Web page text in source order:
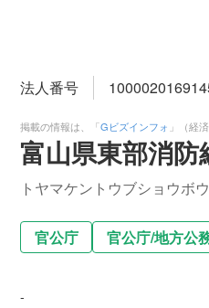
法人番号
掲載の情報は、「Gビズインフォ 」（経
富山県東部消防
トヤマケントウブショウボ
官公庁 官公庁/地方公
-